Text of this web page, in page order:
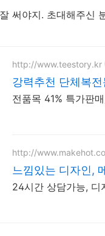
써야지. 초대해주신
http://www.teestory.kr
강력추천 단체복
전품목 41% 특가판
http://
느낌있는 디자인,
24시간 상담가능, 디